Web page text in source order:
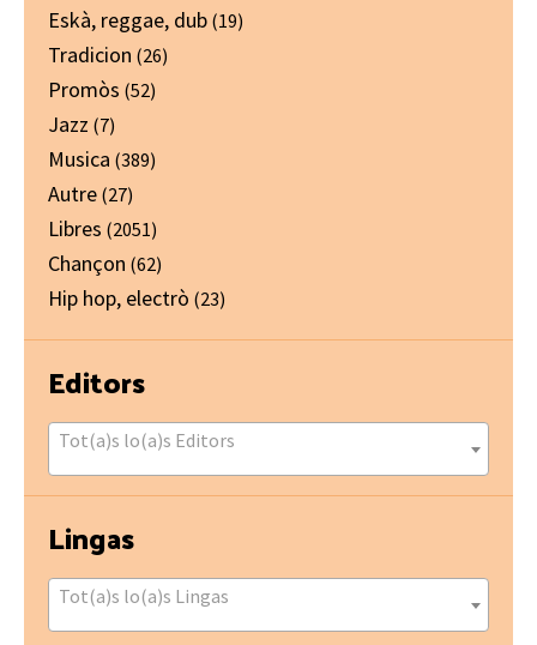
Eskà, reggae, dub (19)
Tradicion (26)
Promòs (52)
Jazz (7)
Musica (389)
Autre (27)
Libres (2051)
Chançon (62)
Hip hop, electrò (23)
Editors
Tot(a)s lo(a)s Editors
Lingas
Tot(a)s lo(a)s Lingas